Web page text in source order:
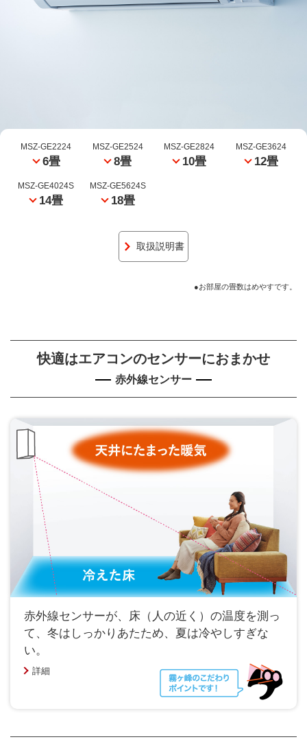
MSZ-GE2224
6畳
MSZ-GE2524
8畳
MSZ-GE2824
10畳
MSZ-GE3624
12畳
MSZ-GE4024S
14畳
MSZ-GE5624S
18畳
取扱説明書
●お部屋の畳数はめやすです。
快適はエアコンのセンサーにおまかせ
赤外線センサー
赤外線センサーが、床（人の近く）の温度を測っ
て、冬はしっかりあたため、夏は冷やしすぎな
い。
詳細